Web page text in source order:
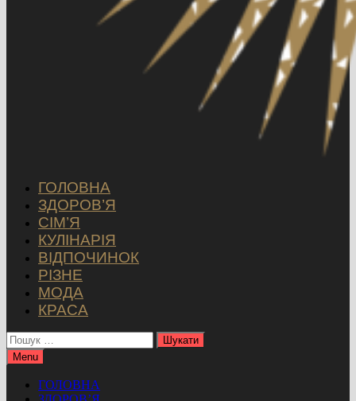
ГОЛОВНА
ЗДОРОВ’Я
СІМ’Я
КУЛІНАРІЯ
ВІДПОЧИНОК
РІЗНЕ
МОДА
КРАСА
Пошук:
Menu
ГОЛОВНА